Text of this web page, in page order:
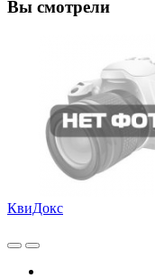
Вы смотрели
КвиДокс